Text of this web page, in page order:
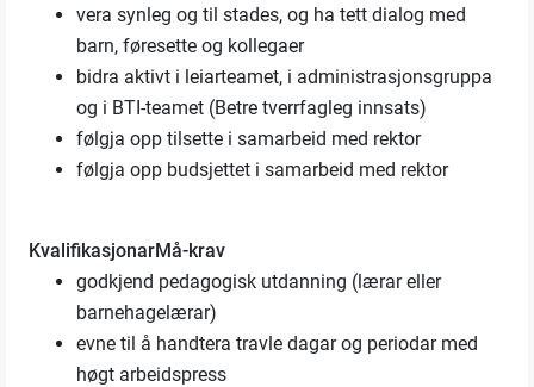
vera synleg og til stades, og ha tett dialog med
barn, føresette og kollegaer
bidra aktivt i leiarteamet, i administrasjonsgruppa
og i BTI-teamet (Betre tverrfagleg innsats)
følgja opp tilsette i samarbeid med rektor
følgja opp budsjettet i samarbeid med rektor
KvalifikasjonarMå-krav
godkjend pedagogisk utdanning (lærar eller
barnehagelærar)
evne til å handtera travle dagar og periodar med
høgt arbeidspress